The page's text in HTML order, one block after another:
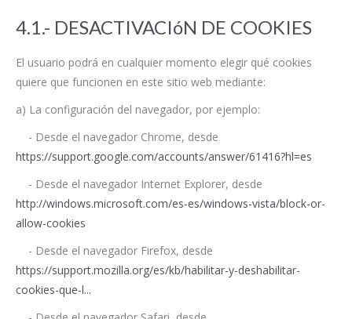
4.1.- DESACTIVACIóN DE COOKIES
El usuario podrá en cualquier momento elegir qué cookies
quiere que funcionen en este sitio web mediante:
a) La configuración del navegador, por ejemplo:
- Desde el navegador Chrome, desde
https://support.google.com/accounts/answer/61416?hl=es
- Desde el navegador Internet Explorer, desde
http://windows.microsoft.com/es-es/windows-vista/block-or-
allow-cookies
- Desde el navegador Firefox, desde
https://support.mozilla.org/es/kb/habilitar-y-deshabilitar-
cookies-que-l...